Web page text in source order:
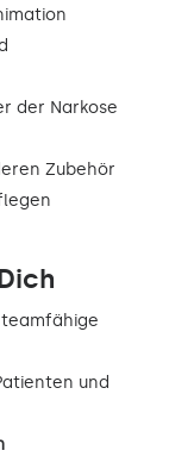
der Narkose
Zubehör
und